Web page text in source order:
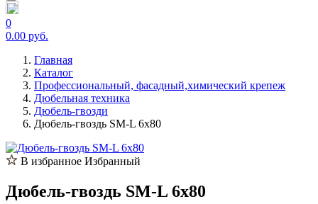
0
0.00 руб.
Главная
Каталог
Профессиональный, фасадный,химический крепеж
Дюбельная техника
Дюбель-гвозди
Дюбель-гвоздь SM-L 6x80
В избранное Избранный
Дюбель-гвоздь SM-L 6x80